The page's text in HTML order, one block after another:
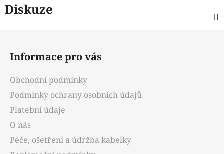
Diskuze
Informace pro vás
Obchodní podmínky
Podmínky ochrany osobních údajů
Platební údaje
O nás
Péče, ošetření a údržba kabelky